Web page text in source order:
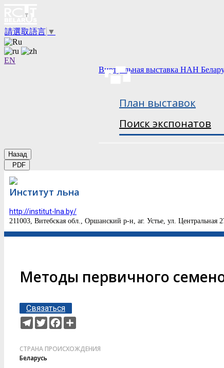
請選取語言 ▼
EN
Виртуальная выставка НАН
План выставок
Поиск экспонатов
Назад
PDF
Институт льна
http://institut-lna.by/
211003, Витебская обл., Оршанский р-н, аг. Устье, ул. Центральная
Методы первичного
Связаться
Telegram
TwitterFacebook
СТРАНА ПРОИСХОЖДЕНИЯ
Беларусь